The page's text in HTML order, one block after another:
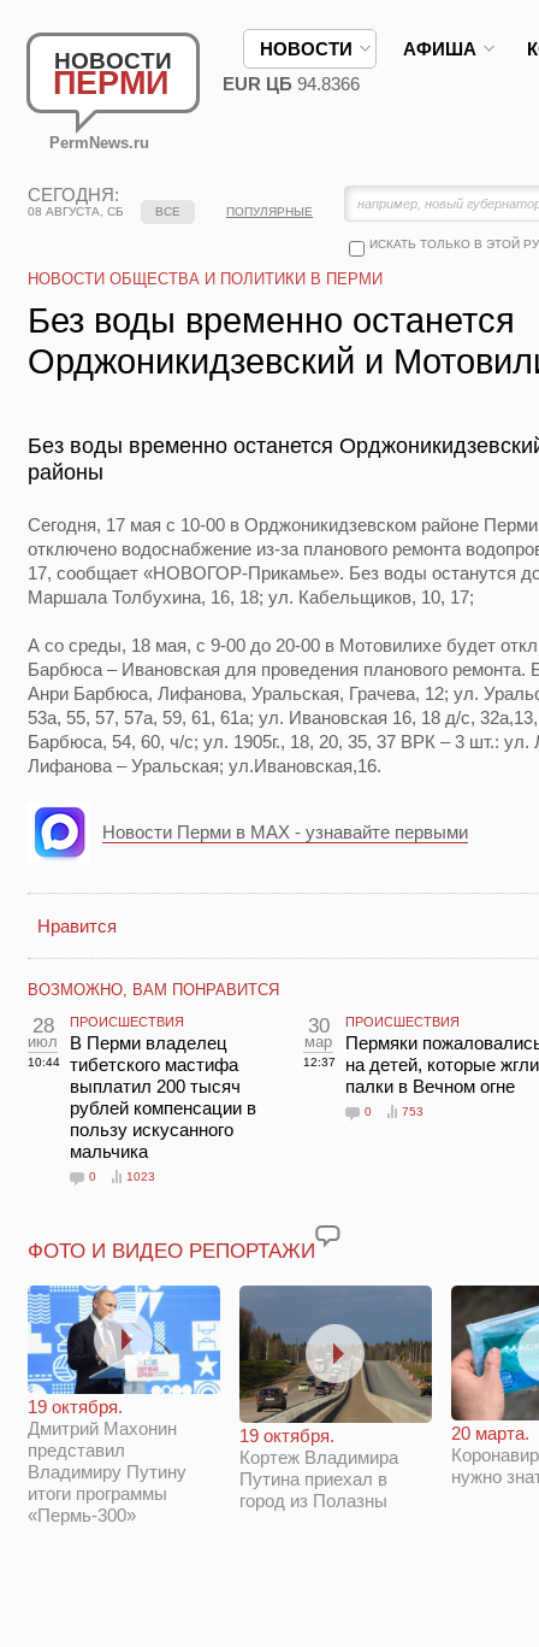
НОВОСТИ
ПЕРМИ
PermNews.ru
НОВОСТИ АФИША
EUR ЦБ 94.8366
СЕГОДНЯ:
08 АВГУСТА, СБ
ИСКАТЬ ТОЛЬКО В ЭТОЙ
ВСЕ ПОПУЛЯРНЫЕ
НОВОСТИ ОБЩЕСТВА И ПОЛИТИКИ В ПЕРМИ
Без воды временно останется
Орджоникидзевский и
Без воды временно останется
районы
Сегодня, 17 мая с 10-00 в Орджоникидзевском районе
отключено водоснабжение из-за планового ремонта
17, сообщает «НОВОГОР-Прикамье». Без воды останутся
Маршала Толбухина, 16, 18; ул. Кабельщиков, 10, 17;
А со среды, 18 мая, с 9-00 до 20-00 в Мотовилихе будет
Барбюса – Ивановская для проведения планового ремонта.
Анри Барбюса, Лифанова, Уральская, Грачева, 12; ул.
53а, 55, 57, 57а, 59, 61, 61а; ул. Ивановская 16, 18 д/с,
Барбюса, 54, 60, ч/с; ул. 1905г., 18, 20, 35, 37 ВРК – 3 шт.:
Лифанова – Уральская; ул.Ивановская,16.
Новости Перми в MAX - узнавайте первыми
Нравится
ВОЗМОЖНО, ВАМ ПОНРАВИТСЯ
28
июл
10:44
ПРОИСШЕСТВИЯ
В Перми владелец
тибетского мастифа
выплатил 200 тысяч
рублей компенсации в
пользу искусанного
мальчика
0 1023
30
мар
12:37
ПРОИСШЕСТВИЯ
Пермяки
на детей, которые жгли
палки в Вечном огне
0 753
ФОТО И ВИДЕО РЕПОРТАЖИ
19 октября.
Дмитрий Махонин
представил
Владимиру Путину
итоги программы
«Пермь-300»
19 октября.
Кортеж Владимира
Путина приехал в
город из Полазны
20 марта.
нужно